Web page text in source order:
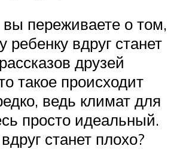
переживаете о том,
ребенку вдруг станет
друзей
такое происходит
ведь климат для
просто идеальный.
станет плохо?